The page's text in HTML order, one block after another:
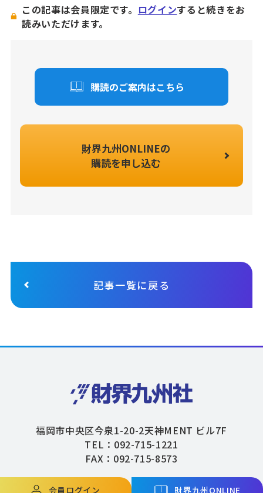
この記事は会員限定です。 ログインすると続きをお
読みいただけます。
購読のご案内はこちら
財界九州ONLINEの
購読を申し込む
記事一覧に戻る
会員ログイン 財界九州ONLINE
福岡市中央区今泉1-20-2天神MENT ビル7F
TEL：092-715-1221
FAX：092-715-8573